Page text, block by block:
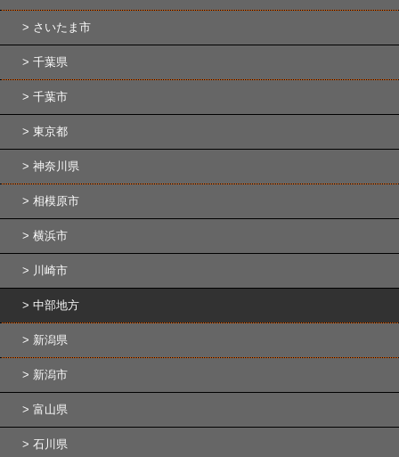
さいたま市
千葉県
千葉市
東京都
神奈川県
相模原市
横浜市
川崎市
中部地方
新潟県
新潟市
富山県
石川県